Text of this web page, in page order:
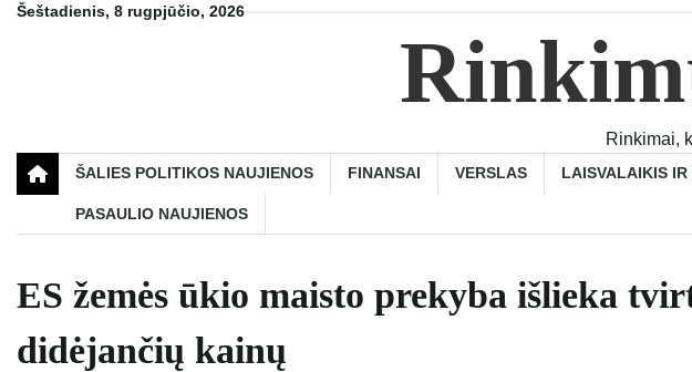
SkipŠeštadienis, 8 rugpjūčio, 2026
Rinkimai,
ŠALIES POLITIKOS NAUJIENOS FINANSAI VERSLAS LAISVALAIKIS
PASAULIO NAUJIENOS
ES žemės ūkio maisto prekyba išlieka
didėjančių kainų